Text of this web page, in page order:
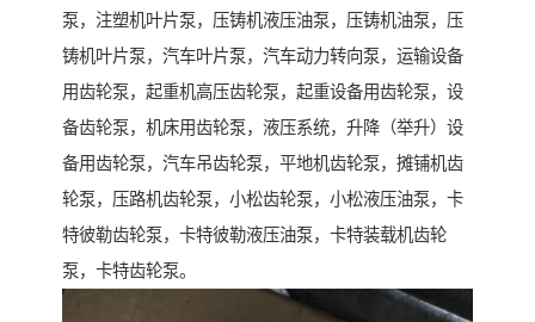
泵，注塑机叶片泵，压铸机液压油泵，压铸机油泵，压
铸机叶片泵，汽车叶片泵，汽车动力转向泵，运输设备
用齿轮泵，起重机高压齿轮泵，起重设备用齿轮泵，设
备齿轮泵，机床用齿轮泵，液压系统，升降（举升）设
备用齿轮泵，汽车吊齿轮泵，平地机齿轮泵，摊铺机齿
轮泵，压路机齿轮泵，小松齿轮泵，小松液压油泵，卡
特彼勒齿轮泵，卡特彼勒液压油泵，卡特装载机齿轮
泵，卡特齿轮泵。